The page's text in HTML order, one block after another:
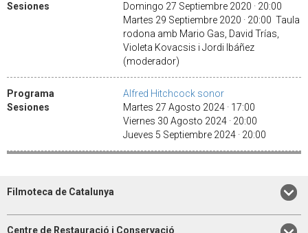
Sesiones
Domingo 27 Septiembre 2020 · 20:00
Martes 29 Septiembre 2020 · 20:00 Taula
rodona amb Mario Gas, David Trías,
Violeta Kovacsis i Jordi Ibáñez
(moderador)
Programa
Alfred Hitchcock sonor
Sesiones
Martes 27 Agosto 2024 · 17:00
Viernes 30 Agosto 2024 · 20:00
Jueves 5 Septiembre 2024 · 20:00
Filmoteca de Catalunya
Centre de Restauració i Conservació